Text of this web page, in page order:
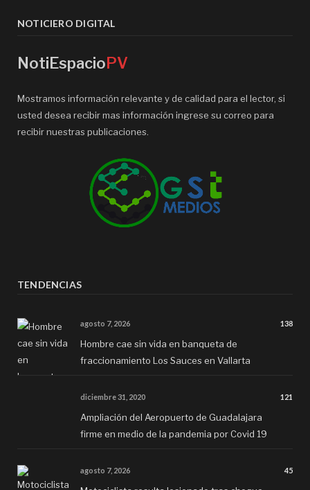
NOTICIERO DIGITAL
NotiEspacioPV
Mostramos información relevante y de calidad para el lector, si
usted desea recibir mas información ingrese su correo para
recibir nuestras publicaciones.
TENDENCIAS
agosto 7, 2026 138
Hombre cae sin vida en banqueta de
fraccionamiento Los Sauces en Vallarta
diciembre 31, 2020 121
Ampliación del Aeropuerto de Guadalajara
firme en medio de la pandemia por Covid 19
agosto 7, 2026 45